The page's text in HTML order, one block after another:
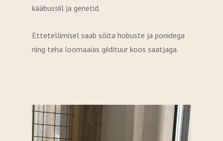
kääbussiil ja genetid.
Ettetellimisel saab sõita hobuste ja ponidega
ning teha loomaaias giidituur koos saatjaga.